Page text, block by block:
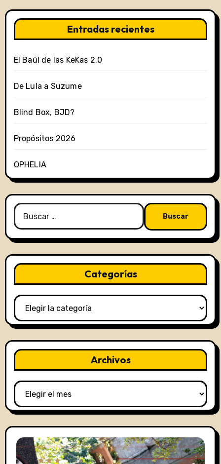
Entradas recientes
El Baúl de las KeKas 2.0
De Lula a Suzume
Blind Box, BJD?
Propósitos 2026
OPHELIA
Buscar:
Categorías
Categorías
Archivos
Archivos